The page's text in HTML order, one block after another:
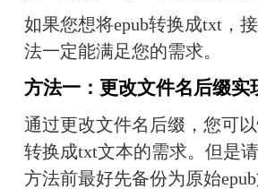
如果您想将epub转换成txt，
法一定能满足您的需求。
方法一：更改文件名后缀实
通过更改文件名后缀，您可
转换成txt文本的需求。但是
方法前最好先备份为原始